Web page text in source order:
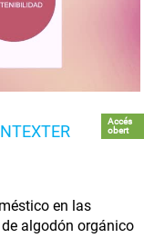
Accés
obert
en las
algodón orgánico